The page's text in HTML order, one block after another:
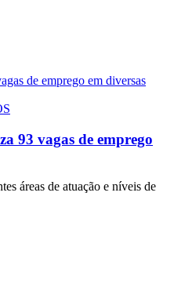
93 vagas de emprego
áreas de atuação e níveis de